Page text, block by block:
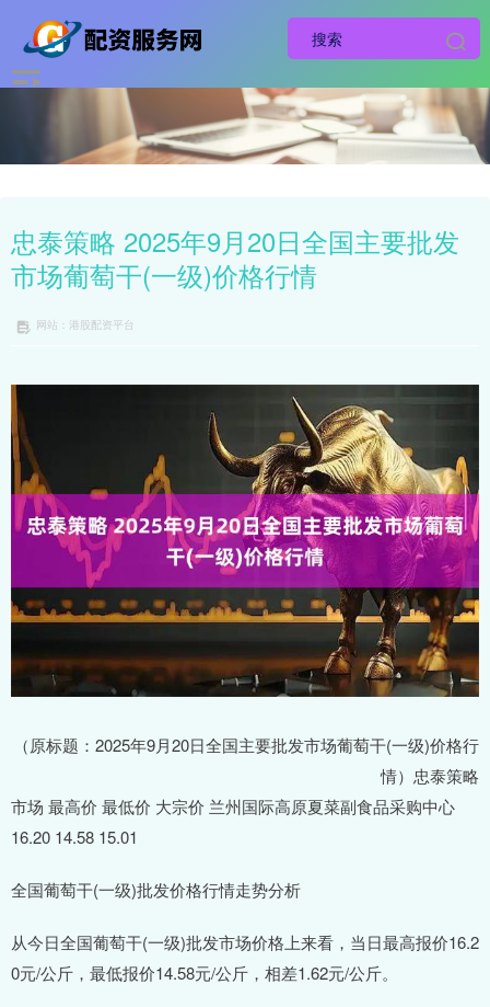
忠泰策略 2025年9月20日全国主要批发
市场葡萄干(一级)价格行情
网站：港股配资平台
（原标题：2025年9月20日全国主要批发市场葡萄干(一级)价格行
情）忠泰策略
市场 最高价 最低价 大宗价 兰州国际高原夏菜副食品采购中心
16.20 14.58 15.01
全国葡萄干(一级)批发价格行情走势分析
从今日全国葡萄干(一级)批发市场价格上来看，当日最高报价16.2
0元/公斤，最低报价14.58元/公斤，相差1.62元/公斤。